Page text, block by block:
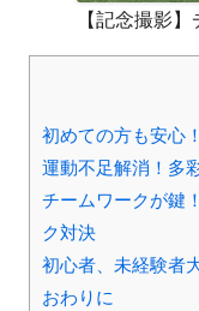
【記念撮影
初めての方も安心
運動不足解消！多
チームワークが鍵
ク対決
初心者、未経験者
おわりに